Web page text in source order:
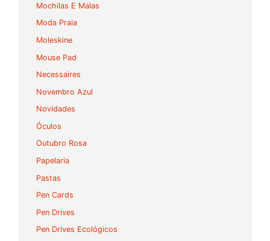
Mochilas E Malas
Moda Praia
Moleskine
Mouse Pad
Necessaires
Novembro Azul
Novidades
Óculos
Outubro Rosa
Papelaria
Pastas
Pen Cards
Pen Drives
Pen Drives Ecológicos